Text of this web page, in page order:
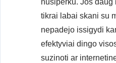
nusiperku. Jos
tikrai labai skani su
nepadejo issigydi
efektyviai dingo
suzinoti ar